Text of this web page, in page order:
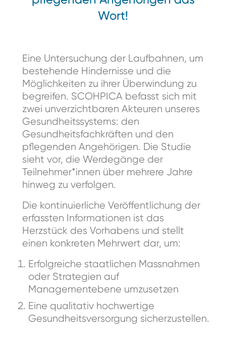
Wort!
Eine Untersuchung der Laufbahnen, um
bestehende Hindernisse und die
Möglichkeiten zu ihrer Überwindung zu
begreifen. SCOHPICA befasst sich mit
zwei unverzichtbaren Akteuren unseres
Gesundheitssystems: den
Gesundheitsfachkräften und den
pflegenden Angehörigen. Die Studie
sieht vor, die Werdegänge der
Teilnehmer*innen über mehrere Jahre
hinweg zu verfolgen.
Die kontinuierliche Veröffentlichung der
erfassten Informationen ist das
Herzstück des Vorhabens und stellt
einen konkreten Mehrwert dar, um:
Erfolgreiche staatlichen Massnahmen
oder Strategien auf
Managementebene umzusetzen
Eine qualitativ hochwertige
Gesundheitsversorgung sicherzustellen.